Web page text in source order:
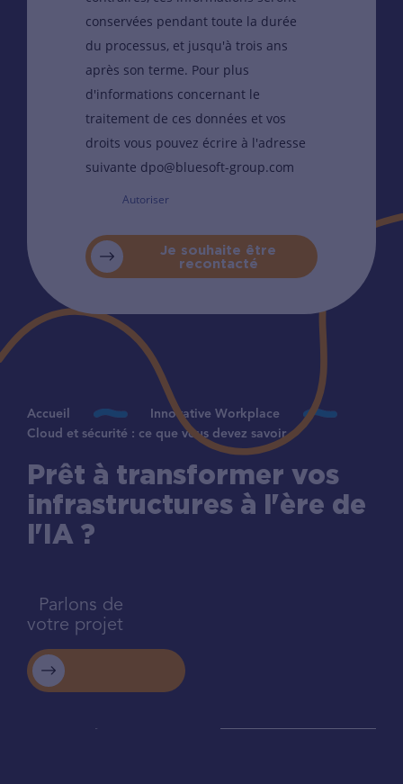
conservées pendant toute la durée
du processus, et jusqu'à trois ans
après son terme. Pour plus
d'informations concernant le
traitement de ces données et vos
droits vous pouvez écrire à l'adresse
suivante dpo@bluesoft-group.com
Autoriser
Je souhaite être
recontacté
Accueil
Innovative Workplace
Cloud et sécurité : ce que vous devez savoir
Prêt à transformer vos
infrastructures à l'ère de
l'IA ?
Parlons de
votre projet